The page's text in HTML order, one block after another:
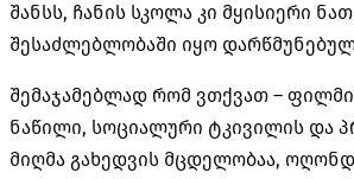
შანსს, ჩანის სკოლა კი მყისიერი
შესაძლებლობაში იყო
შემაჯამებლად რომ ვთქვათ –
ნაწილი, სოციალური ტკივილის და
მიღმა გახედვის მცდელობაა,